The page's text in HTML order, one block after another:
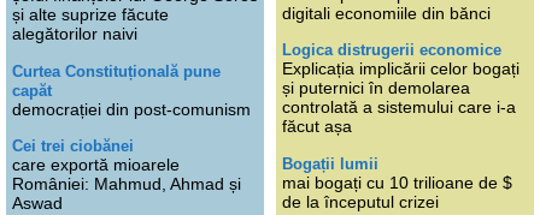
și alte suprize făcute
alegătorilor naivi
Curtea Constituțională pune
capăt
democrației din post-comunism
Cei trei ciobănei
care exportă mioarele
României: Mahmud, Ahmad și
Aswad
digitali economiile din bănci
Logica distrugerii economice
Explicația implicării celor bogați
și puternici în demolarea
controlată a sistemului care i-a
făcut așa
Bogații lumii
mai bogați cu 10 trilioane de $
de la începutul crizei